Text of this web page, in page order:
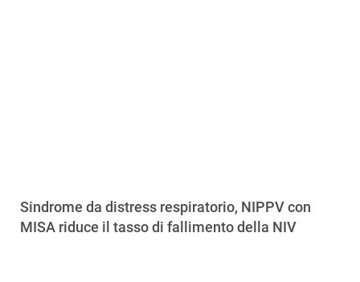
Sindrome da distress respiratorio, NIPPV con
MISA riduce il tasso di fallimento della NIV